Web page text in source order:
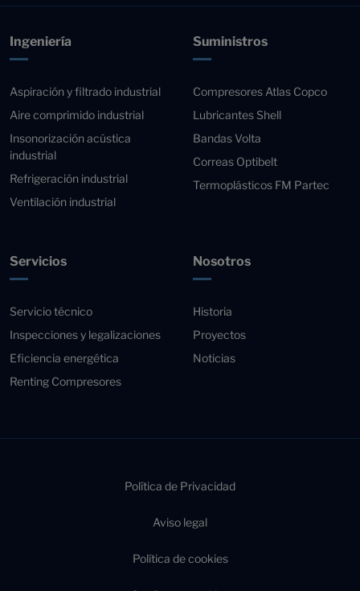
Ingeniería
Aspiración y filtrado industrial
Aire comprimido industrial
Insonorización acústica
industrial
Refrigeración industrial
Ventilación industrial
Suministros
Compresores Atlas Copco
Lubricantes Shell
Bandas Volta
Correas Optibelt
Termoplásticos FM Partec
Servicios
Servicio técnico
Inspecciones y legalizaciones
Eficiencia energética
Renting Compresores
Nosotros
Historia
Proyectos
Noticias
Política de Privacidad
Aviso legal
Política de cookies